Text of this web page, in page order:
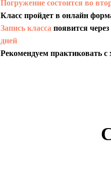
Класс пройдет в онлайн
Запись класса появится
дней
Рекомендуем практиковать